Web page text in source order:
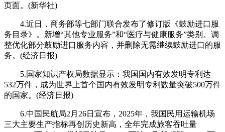
页面。(新华社)
4.近日，商务部等七部门联合发布了修订版《鼓励进口服
务目录》。新增“其他专业服务”和“医疗与健康服务”类别。调
整优化部分鼓励进口服务内容，并删除无需继续鼓励进口的服
务。(经济日报)
5.国家知识产权局数据显示：我国国内有效发明专利达
532万件，成为世界上首个国内有效发明专利数量突破500万件
的国家。(经济日报)
6.中国民航局2月26日宣布，2025年，我国民用运输机场
三大主要生产指标再创历史新高，全年完成旅客吞吐量